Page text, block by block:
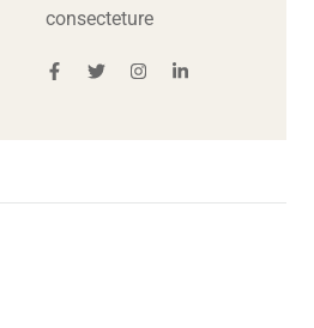
consecteture